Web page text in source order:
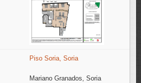
Piso Soria, Soria
Mariano Granados, Soria